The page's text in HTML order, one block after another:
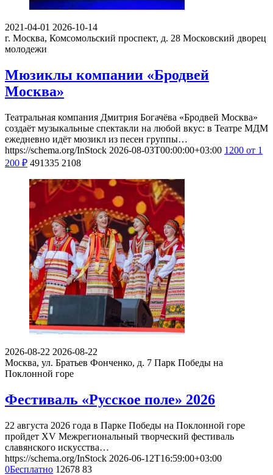
2021-04-01 2026-10-14
г. Москва, Комсомольский проспект, д. 28 Московский дворец
молодежи
Мюзиклы компании «Бродвей
Москва»
Театральная компания Дмитрия Богачёва «Бродвей Москва»
создаёт музыкальные спектакли на любой вкус: в Театре МДМ
ежедневно идёт мюзикл из песен группы…
https://schema.org/InStock 2026-08-03T00:00:00+03:00 1200 от 1
200 ₽ 491335 2108
2026-08-22 2026-08-22
Москва, ул. Братьев Фонченко, д. 7 Парк Победы на
Поклонной горе
Фестиваль «Русское поле» 2026
22 августа 2026 года в Парке Победы на Поклонной горе
пройдет XV Межрегиональный творческий фестиваль
славянского искусства…
https://schema.org/InStock 2026-06-12T16:59:00+03:00
0Бесплатно 12678 83